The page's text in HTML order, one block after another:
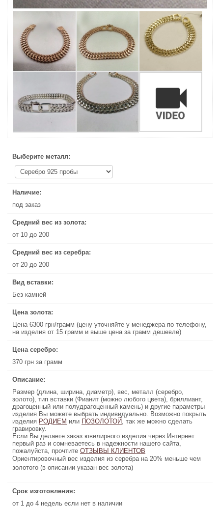
Выберите металл:
Наличие:
под заказ
Средний вес из золота:
от 10 до 200
Средний вес из серебра:
от 20 до 200
Вид вставки:
Без камней
Цена золота:
Цена 6300 грн/грамм (цену уточняйте у менеджера по телефону,
на изделия от 15 грамм и выше цена за грамм дешевле)
Цена серебро:
370 грн за грамм
Описание:
Размер (длина, ширина, диаметр), вес, металл (серебро,
золото), тип вставки (Фианит (можно любого цвета), бриллиант,
драгоценный или полудрагоценный камень) и другие параметры
изделия Вы можете выбрать индивидуально. Возможно покрыть
изделия РОДИЕМ или ПОЗОЛОТОЙ, так же можно сделать
гравировку.
Если Вы делаете заказ ювелирного изделия через Интернет
первый раз и сомневаетесь в надежности нашего сайта,
пожалуйста, прочтите ОТЗЫВЫ КЛИЕНТОВ
Ориентировочный вес изделия из серебра на 20% меньше чем
золотого (в описании указан вес золота)
Срок изготовления:
от 1 до 4 недель если нет в наличии
Цена 6300 грн/грамм (цену уточняйте у менеджера по телефону,
на изделия от 15 грамм и выше цена за грамм дешевле)
Размер (длина, ширина, диаметр), вес, металл (серебро,
золото), тип вставки (Фианит (можно любого цвета), бриллиант,
драгоценный или полудрагоценный камень) и другие параметры
изделия Вы можете выбрать индивидуально. Возможно покрыть
изделия
РОДИЕМ
или
ПОЗОЛОТОЙ
, так же можно сделать
Если Вы делаете заказ ювелирного изделия через Интернет
первый раз и сомневаетесь в надежности нашего сайта,
пожалуйста, прочтите
ОТЗЫВЫ КЛИЕНТОВ
Ориентировочный вес изделия из серебра на 20% меньше чем
золотого (в описании указан вес золота)
от 1 до 4 недель если нет в наличии